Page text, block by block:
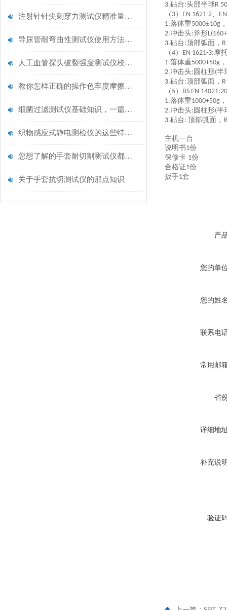
注射针针尖刺穿力测试仪精准量化针尖锋利度，构筑临床安全防线
导尿管耐弯曲性测试仪使用方法与操作规范
人工血管探头破裂强度测试仪校准规范：精准赋能医疗安全的技术基准
教你怎样正确的操作色牢度摩擦测试机
细菌过滤测试仪基础知识，一篇搞定
织物感应式静电测检仪的这些特点很少有人都知道
您想了解的手套耐切割测试仪都在这里了
关于手套抗切测试仪的那点知识
3.砧台:头部半球R
（ 3） EN 1621-2、
1.落体重5000±10g
2.冲击头:斧形
3.砧台:顶部弧面，
（4） EN 1621-3:摩
1.落体重5000+50g
2.冲击头: 圆柱形(半
3.砧台:顶部弧面，
（ 5） BS EN
1.落体重1000+50g
2.冲击头: 圆柱形(半
3.砧台: 顶部弧面，
主机一台
说明书1份
保修卡 1份
合格证1份
扳手1套
产
您的单
您的姓
联系电
常用邮
省
详细地
补充说
验证